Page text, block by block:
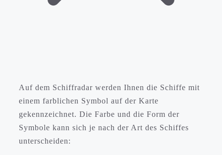
Auf dem Schiffradar werden Ihnen die Schiffe mit
einem farblichen Symbol auf der Karte
gekennzeichnet. Die Farbe und die Form der
Symbole kann sich je nach der Art des Schiffes
unterscheiden: